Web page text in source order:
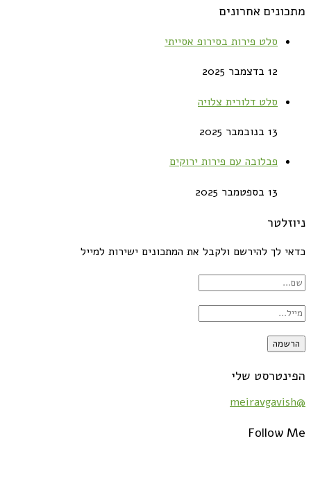
מתכונים אחרונים
סלט פירות בסירופ אסייתי
12 בדצמבר 2025
סלט דלורית צלויה
13 בנובמבר 2025
פבלובה עם פירות ירוקים
13 בספטמבר 2025
ניוזלטר
כדאי לך להירשם ולקבל את המתכונים ישירות למייל
הפינטרסט שלי
@meiravgavish
Follow Me